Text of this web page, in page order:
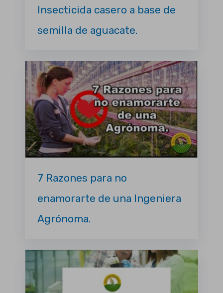
Insecticida casero a base de
semilla de aguacate.
7 Razones para no
enamorarte de una Ingeniera
Agrónoma.